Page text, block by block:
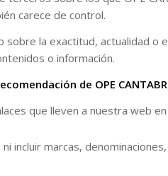
carece de control.
la exactitud, actualidad o
o información.
de OPE
que lleven a nuestra web
incluir marcas,